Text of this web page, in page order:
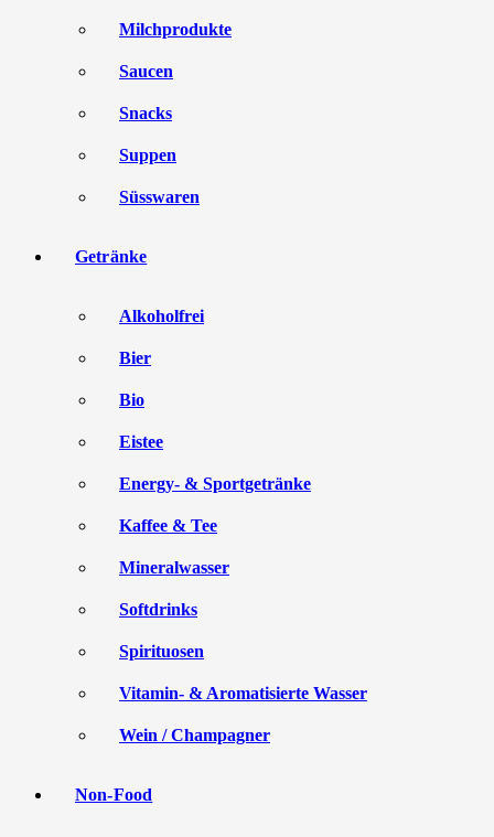
Milchprodukte
Saucen
Snacks
Suppen
Süsswaren
Getränke
Alkoholfrei
Bier
Bio
Eistee
Energy- & Sportgetränke
Kaffee & Tee
Mineralwasser
Softdrinks
Spirituosen
Vitamin- & Aromatisierte Wasser
Wein / Champagner
Non-Food